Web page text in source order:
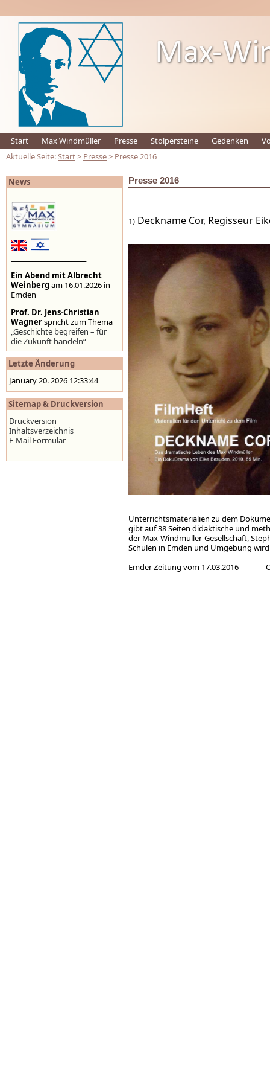
News
Ein Abend mit Albrecht
Weinbergam 16.01.2026 in
Emden
Prof. Dr. Jens-Christian
Wagnerspricht zum Thema
„Geschichte begreifen – für
die Zukunft handeln“
Stolpersteine auf der
Homepage der Stadt
Emden ,www.emden.de
Letzte Änderung
January 20. 2026 12:33:44
Sitemap & Druckversion
Druckversion
Inhaltsverzeichnis
E-Mail Formular
Start Max Windmüller Presse Stolpersteine Gedenken
Aktuelle Seite:Start> Presse> Presse 2016
Presse 2016
1) Deckname Cor, Regisseur
Unterrichtsmaterialien zu dem
gibt auf 38 Seiten didaktische und
der Max-Windmüller-Gesellschaft,
Schulen in Emden und Umgebung
Emder Zeitung vom 17.03.2016